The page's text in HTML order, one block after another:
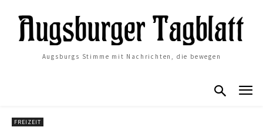
Augsburgs Stimme mit Nachrichten, die bewegen
FREIZEIT